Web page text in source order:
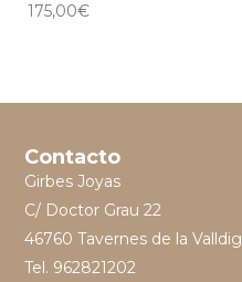
175,00€
Contacto
Girbes Joyas
C/ Doctor Grau 22
46760 Tavernes de la
Tel. 962821202